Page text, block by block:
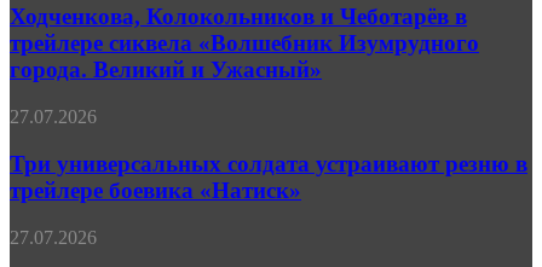
и
Чеботарёв
в
трейлере
«Волшебник
города.
Великий
Ужасный»
Ходченкова, Колокольников и Чеботарёв в
трейлере сиквела «Волшебник Изумрудного
города. Великий и Ужасный»
Три
солдата
устраивают
резню
трейлере
27.07.2026
Три универсальных солдата устраивают резню в
трейлере боевика «Натиск»
Второй
27.07.2026